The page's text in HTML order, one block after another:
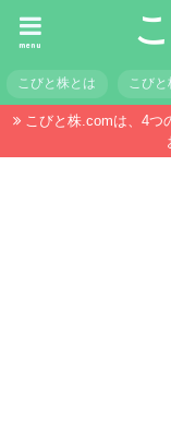
menu
こびと株とは こび
こびと株.comは、4つ